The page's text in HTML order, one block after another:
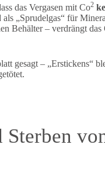
das Vergasen mit Co2
„Sprudelgas“ für
Behälter – verdrängt das
gesagt – „Erstickens“
Sterben